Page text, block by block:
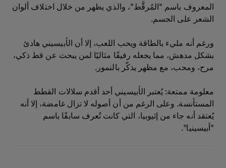
المعروف باسم "المُرقَّط"، والذي يظهر من خلال اختلاف ألوان
الشعر على الجسم.
ورغم أنه مليء بالطاقة ويحب اللعب، إلا أن الأبيسيني هادئ
بشكل مدهش، مما يجعله رفيقًا مثاليًا لمن يبحث عن قط ذكي،
مرح، ومحب، مع مظهر يذكّر بالنمور.
معلومة ممتعة: يُعتبر الأبيسيني أحد أقدم سلالات القطط
المستأنسة. وعلى الرغم من أن أصوله لا تزال غامضة، إلا أنه
يُعتقد أنه جاء من إثيوبيا، التي كانت تُعرف سابقًا باسم
"أبيسينيا".